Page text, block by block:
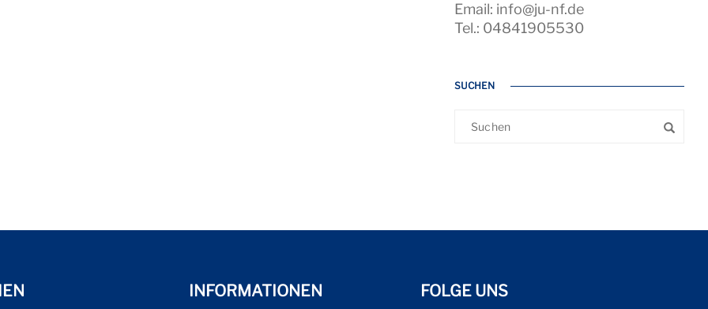
Email: info@ju-nf.de
Tel.: 04841905530
SUCHEN
INFORMATIONEN FOLGE UNS